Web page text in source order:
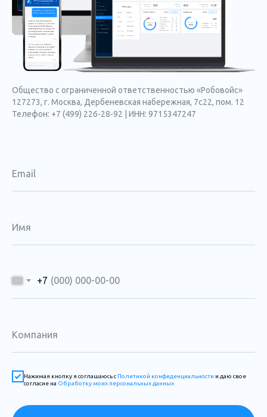
Общество с ограниченной ответственностью «Робовойс»
127273, г. Москва, Дербеневская набережная, 7с22, пом. 12
Телефон: +7 (499) 226-28-92 | ИНН: 9715347247
+7
Нажимая кнопку я соглашаюсь с Политикой конфиденциальности и даю свое
согласие на Обработку моих персональных данных